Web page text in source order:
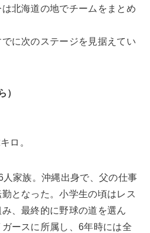
北海道の地でチームをまとめ
に次のステージを見据えてい
）
ロ。
家族。沖縄出身で、父の仕事
となった。小学生の頃はレス
、最終的に野球の道を選ん
ースに所属し、6年時には全